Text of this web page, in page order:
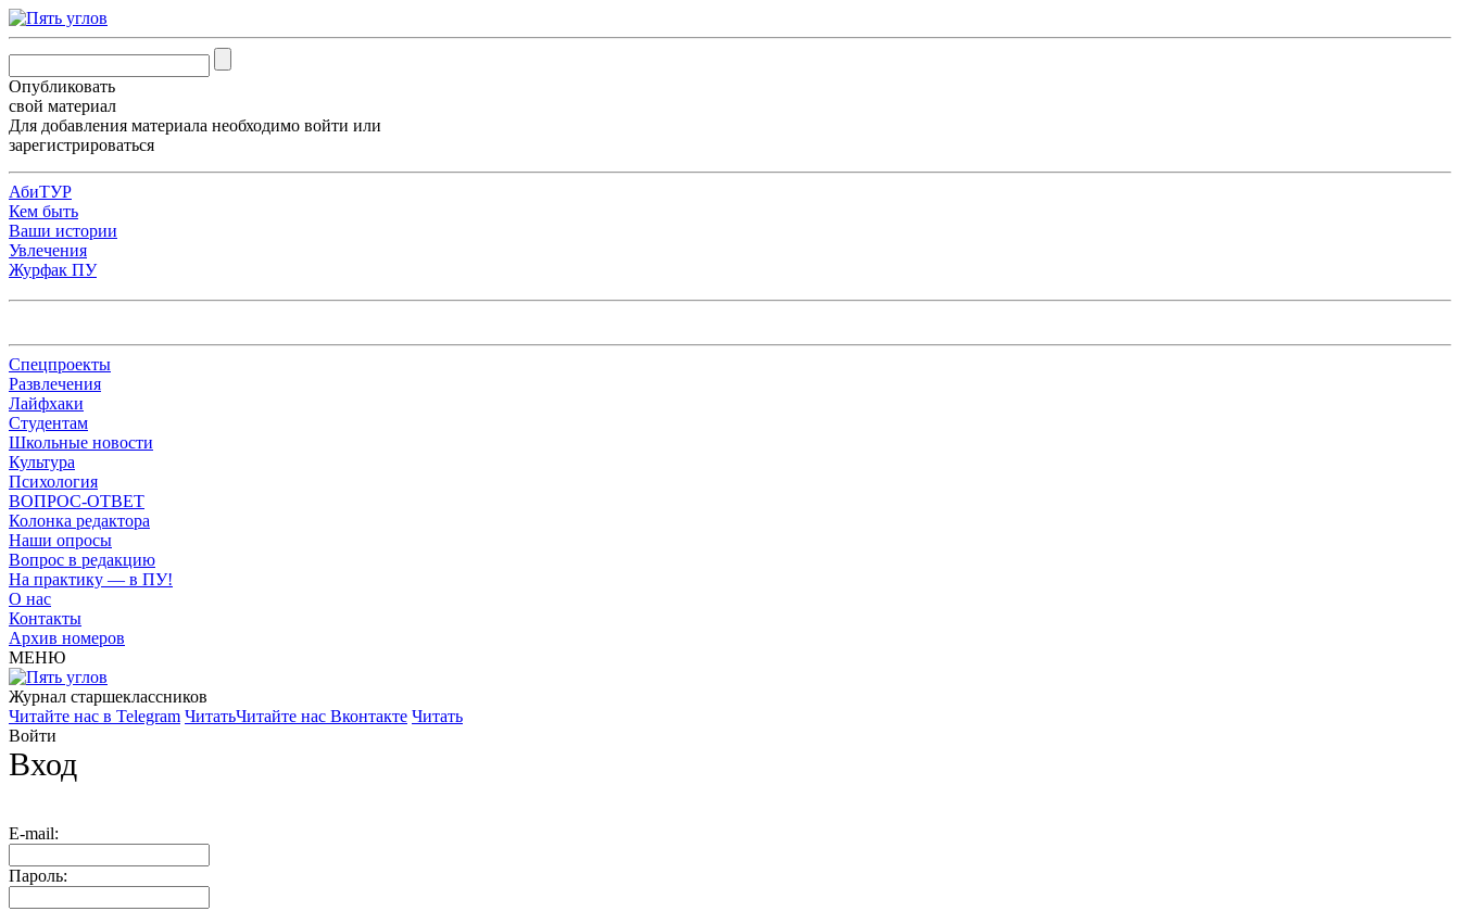
Опубликовать
свой материал
Для добавления материала необходимо войти или
зарегистрироваться
АбиТУР
Кем быть
Ваши истории
Увлечения
Журфак ПУ
Спецпроекты
Развлечения
Лайфхаки
Студентам
Школьные новости
Культура
Психология
ВОПРОС-ОТВЕТ
Колонка редактора
Наши опросы
Вопрос в редакцию
На практику — в ПУ!
О нас
Контакты
Архив номеров
МЕНЮ
Журнал старшекласcников
Читайте нас в Telegram ЧитатьЧитайте нас Вконтакте Читать
Войти
Вход
E-mail:
Пароль: